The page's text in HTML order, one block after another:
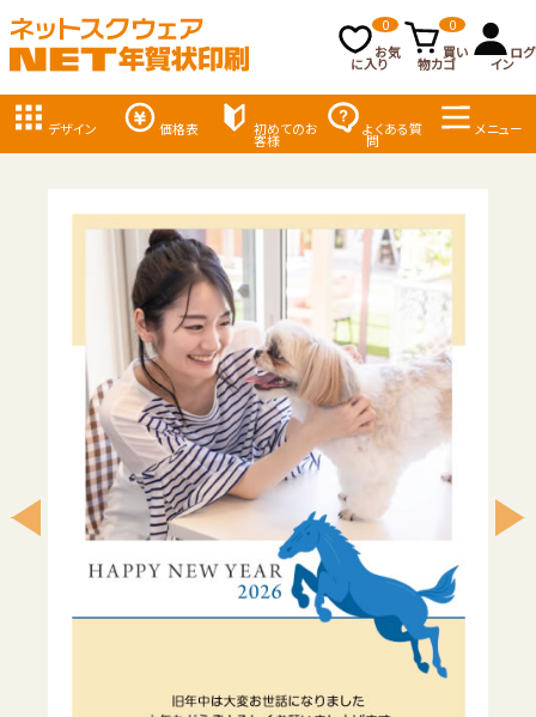
お気
に入り
0
買い
物カゴ
0
ログ
イン
デザイン 価格表 初めてのお
客様
よくある質
問
メニュー